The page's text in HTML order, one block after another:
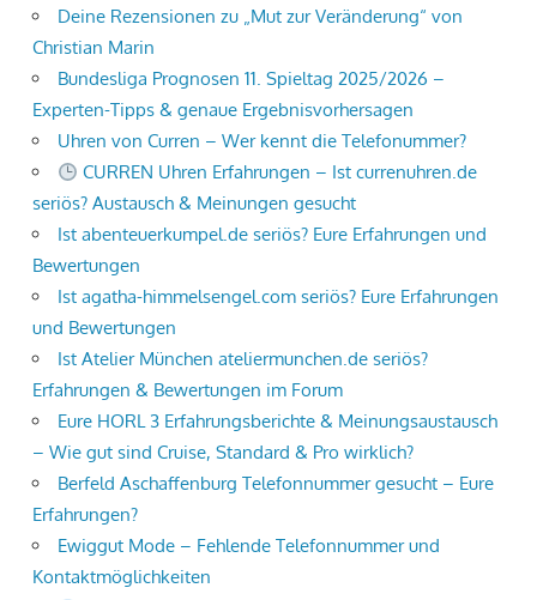
Deine Rezensionen zu „Mut zur Veränderung“ von
Christian Marin
Bundesliga Prognosen 11. Spieltag 2025/2026 –
Experten-Tipps & genaue Ergebnisvorhersagen
Uhren von Curren – Wer kennt die Telefonummer?
CURREN Uhren Erfahrungen – Ist currenuhren.de
seriös? Austausch & Meinungen gesucht
Ist abenteuerkumpel.de seriös? Eure Erfahrungen und
Bewertungen
Ist agatha-himmelsengel.com seriös? Eure Erfahrungen
und Bewertungen
Ist Atelier München ateliermunchen.de seriös?
Erfahrungen & Bewertungen im Forum
Eure HORL 3 Erfahrungsberichte & Meinungsaustausch
– Wie gut sind Cruise, Standard & Pro wirklich?
Berfeld Aschaffenburg Telefonnummer gesucht – Eure
Erfahrungen?
Ewiggut Mode – Fehlende Telefonnummer und
Kontaktmöglichkeiten